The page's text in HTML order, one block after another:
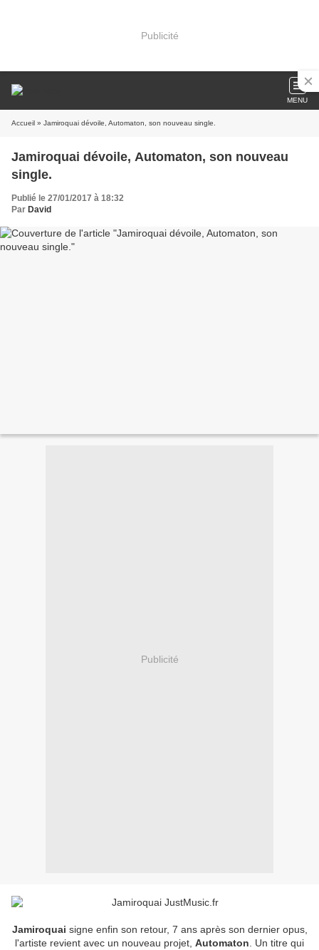
Publicité
MENU
Accueil » Jamiroquai dévoile, Automaton, son nouveau single.
Jamiroquai dévoile, Automaton, son nouveau
single.
Publié le 27/01/2017 à 18:32
Par David
Publicité
Jamiroquai signe enfin son retour, 7 ans après son dernier opus,
l'artiste revient avec un nouveau projet, Automaton . Un titre qui